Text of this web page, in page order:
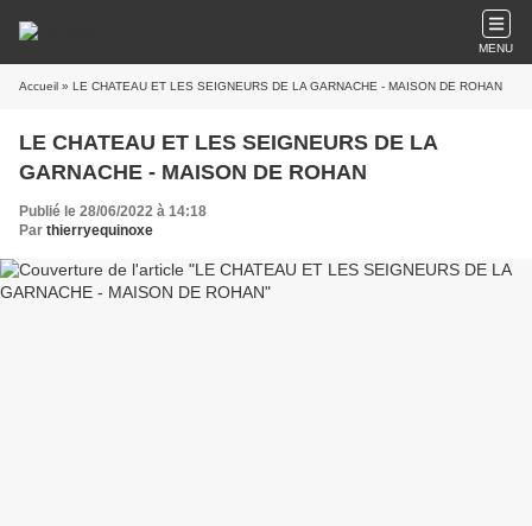
MENU
Accueil » LE CHATEAU ET LES SEIGNEURS DE LA GARNACHE - MAISON DE ROHAN
LE CHATEAU ET LES SEIGNEURS DE LA
GARNACHE - MAISON DE ROHAN
Publié le 28/06/2022 à 14:18
Par thierryequinoxe